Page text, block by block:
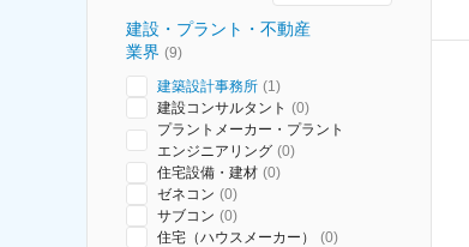
建設・プラント・不動産
業界 (9)
建築設計事務所 (1)
建設コンサルタント (0)
プラントメーカー・プラント
エンジニアリング (0)
住宅設備・建材 (0)
ゼネコン (0)
サブコン (0)
住宅（ハウスメーカー）
(0)